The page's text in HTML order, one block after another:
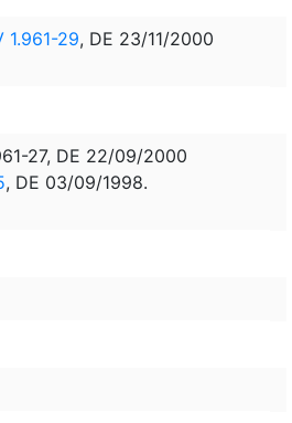
1.961-29, DE 23/11/2000
27, DE 22/09/2000
, DE 03/09/1998.